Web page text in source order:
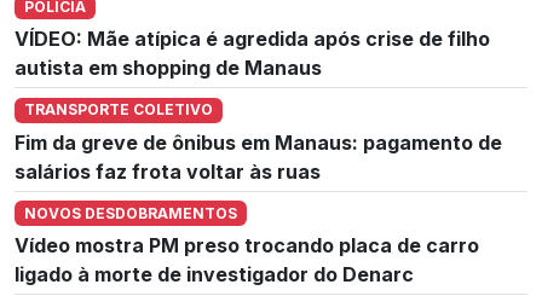
POLÍCIA
VÍDEO: Mãe atípica é agredida após crise de filho
autista em shopping de Manaus
TRANSPORTE COLETIVO
Fim da greve de ônibus em Manaus: pagamento de
salários faz frota voltar às ruas
NOVOS DESDOBRAMENTOS
Vídeo mostra PM preso trocando placa de carro
ligado à morte de investigador do Denarc